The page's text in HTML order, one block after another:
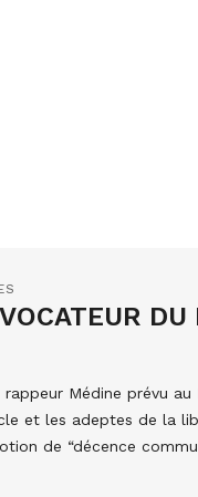
Médine prévu
et les adeptes de la
de “décence